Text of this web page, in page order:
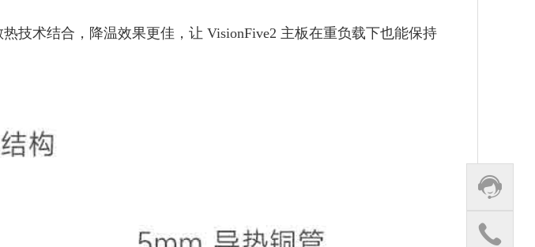
技术结合，降温效果更佳，让 VisionFive2 主板在重负载下也能保持